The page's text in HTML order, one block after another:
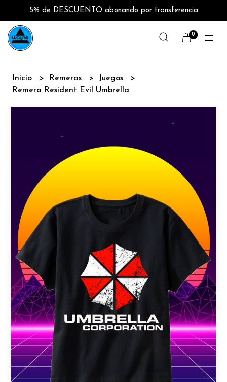
5% de DESCUENTO abonando por transferencia
0
Inicio Remeras
Juegos
Remera Resident Evil Umbrella